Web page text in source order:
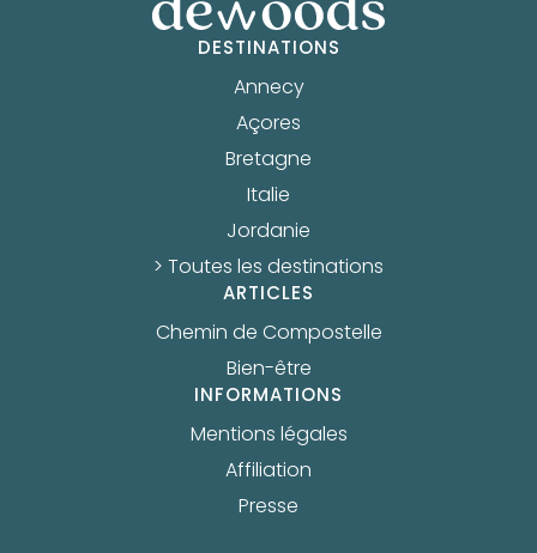
DESTINATIONS
Annecy
Açores
Bretagne
Italie
Jordanie
> Toutes les destinations
ARTICLES
Chemin de Compostelle
Bien-être
INFORMATIONS
Mentions légales
Affiliation
Presse